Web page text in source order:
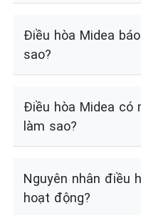
Điều hòa Midea
sao?
Điều hòa Midea có
làm sao?
Nguyên nhân điều
hoạt động?